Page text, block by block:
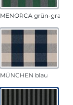
MENORCA grün-grau
MÜNCHEN blau